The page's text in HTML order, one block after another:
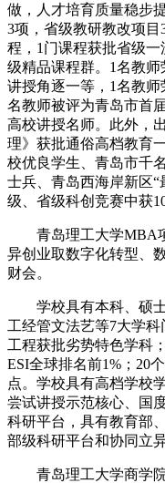
做，人才培育质量稳步
3项，省级教研教改项
程，1门课程获批省级
级精品课程群。1名教
讲授角逐一等，1名教
名教师被评为青岛市首
高校讲授名师。此外，
理》获批通俗高档教育
校优良学生、青岛市千
士兵、青岛西海岸新区
级、省级科创竞赛中获
青岛理工大学MBA项
异创业取数字化转型、
财会。
学校具有本科、硕士
工经管文法艺等7大学
工程获批劣势特色学科
ESI全球排名前1%；20
点。学校具有高档学校
尝试讲授示范核心、国
科研平台，具有教育部
部级科研平台和协同立异
青岛理工大学商学院